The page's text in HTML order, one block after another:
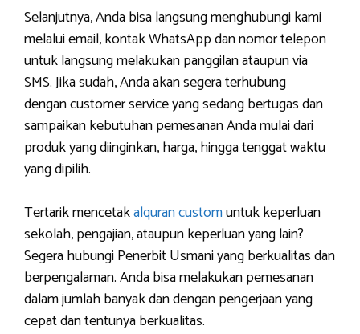
Selanjutnya, Anda bisa langsung menghubungi kami
melalui email, kontak WhatsApp dan nomor telepon
untuk langsung melakukan panggilan ataupun via
SMS. Jika sudah, Anda akan segera terhubung
dengan customer service yang sedang bertugas dan
sampaikan kebutuhan pemesanan Anda mulai dari
produk yang diinginkan, harga, hingga tenggat waktu
yang dipilih.
Tertarik mencetakalquran customuntuk keperluan
sekolah, pengajian, ataupun keperluan yang lain?
Segera hubungi Penerbit Usmani yang berkualitas dan
berpengalaman. Anda bisa melakukan pemesanan
dalam jumlah banyak dan dengan pengerjaan yang
cepat dan tentunya berkualitas.